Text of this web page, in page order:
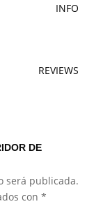
INFO
REVIEWS
DE
será publicada.
con *